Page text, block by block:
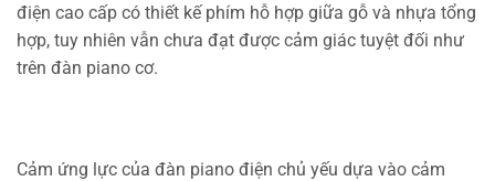
điện cao cấp có thiết kế phím hỗ hợp giữa gỗ và nhựa tổng
hợp, tuy nhiên vẫn chưa đạt được cảm giác tuyệt đối như
trên đàn piano cơ.
Cảm ứng lực của đàn piano điện chủ yếu dựa vào cảm